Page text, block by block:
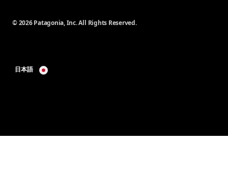
© 2026 Patagonia, Inc. All Rights Reserved.
日本語